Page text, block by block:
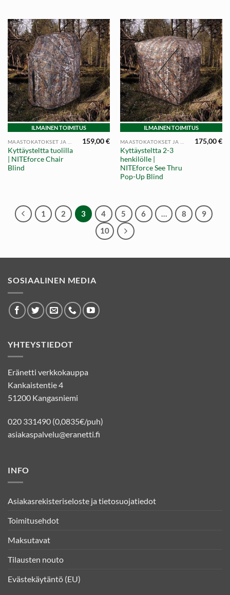
ILMAINEN TOIMITUS
Kyttäysteltta tuolilla
| NITEforce Chair
Blind
159,00€
ILMAINEN TOIMITUS
Kyttäysteltta 2-3
henkilölle |
NITEforce See Thru
Pop-Up Blind
175,00€
1 2 3 4 5 6 … 8
9
10
SOSIAALINEN MEDIA
YHTEYSTIEDOT
Eränetti verkkokauppa
Kankaistentie 4
51200 Kangasniemi
020 331490 (0,0835€/puh)
asiakaspalvelu@eranetti.fi
INFO
Asiakasrekisteriseloste ja tietosuojatiedot
Toimitusehdot
Maksutavat
Tilausten nouto
Evästekäytäntö (EU)